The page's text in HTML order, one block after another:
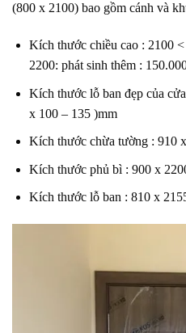
(800 x 2100) bao gồm cánh và
Kích thước chiều cao : 2100
2200: phát sinh thêm :
Kích thước lỗ ban đẹp của
x 100 – 135 )mm
Kích thước chừa tường : 910
Kích thước phủ bì : 900 x
Kích thước lỗ ban : 810 x